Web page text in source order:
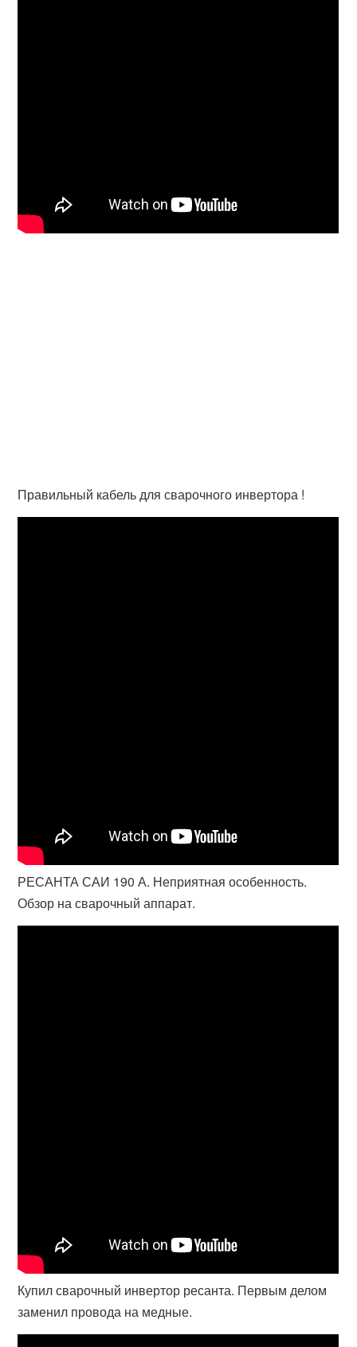
Правильный кабель для сварочного инвертора !
РЕСАНТА САИ 190 А. Неприятная особенность.
Обзор на сварочный аппарат.
Купил сварочный инвертор ресанта. Первым делом
заменил провода на медные.